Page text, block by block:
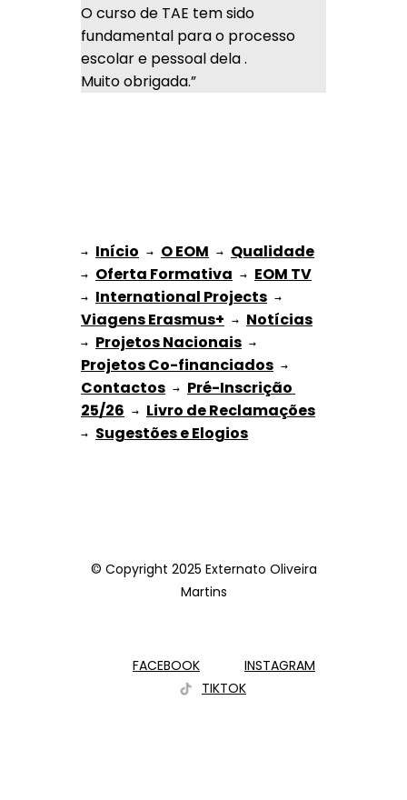
O curso de TAE tem sido
fundamental para o processo
escolar e pessoal dela .
Muito obrigada.”
→ Início → O EOM → Qualidade
→ Oferta Formativa → EOM TV
→ International Projects
Viagens Erasmus+ → Notícias
→ Projetos Nacionais
Projetos Co-financiados
Contactos → Pré-Inscrição
25/26 → Livro de Reclamações
→ Sugestões e Elogios
© Copyright 2025 Externato Oliveira
Martins
FACEBOOK
INSTAGRAM
TIKTOK